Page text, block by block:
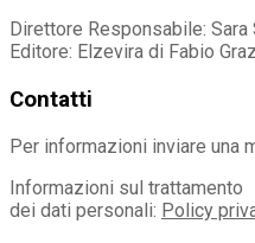
Direttore Responsabile: Sara
Editore: Elzevira di Fabio
Contatti
Per informazioni inviare una
Informazioni sul trattamento
dei dati personali: Policy